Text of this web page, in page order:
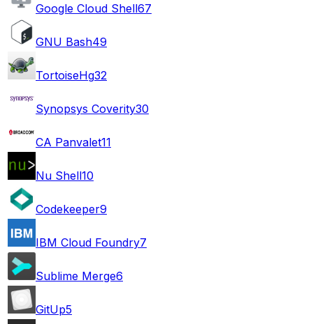
Google Cloud Shell67
GNU Bash49
TortoiseHg32
Synopsys Coverity30
CA Panvalet11
Nu Shell10
Codekeeper9
IBM Cloud Foundry7
Sublime Merge6
GitUp5